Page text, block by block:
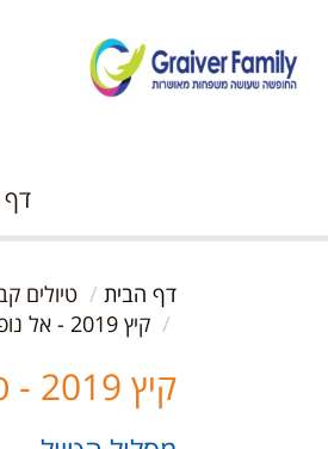
דף
דף הבית טיולים
קיץ 2019 - אל נופי אוסטריה וסלובניה - מחזור שני
קיץ 2019 - טיול קרוואנים אל נופי אוסטריה וסלובניה - מחזור שני